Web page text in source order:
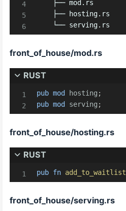
    └── serving.rs
front_of_house/mod.rs
RUST
pub mod hosting ;
pub mod serving ;
front_of_house/hosting.rs
RUST
pub fn add_to_waitlist
front_of_house/serving.rs